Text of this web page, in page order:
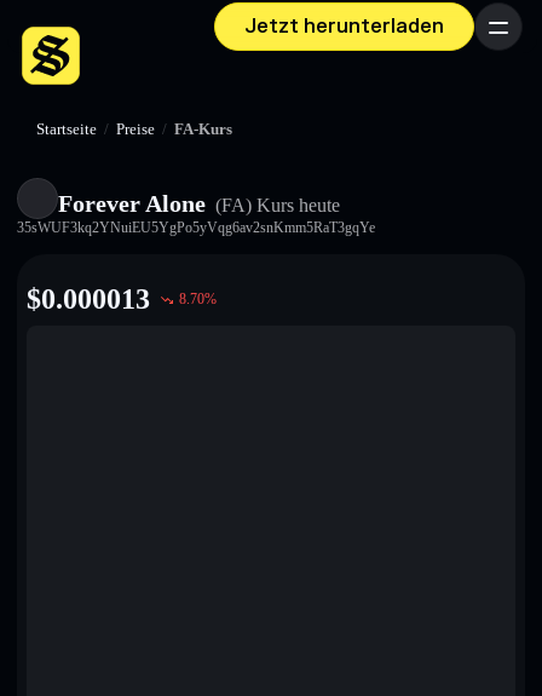
Jetzt herunterladen Menü
Startseite / Preise / FA-Kurs
Forever Alone (FA) Kurs heute
35sWUF3kq2YNuiEU5YgPo5yVqg6av2snKmm5RaT3gqYe
$0.000013 8.70%